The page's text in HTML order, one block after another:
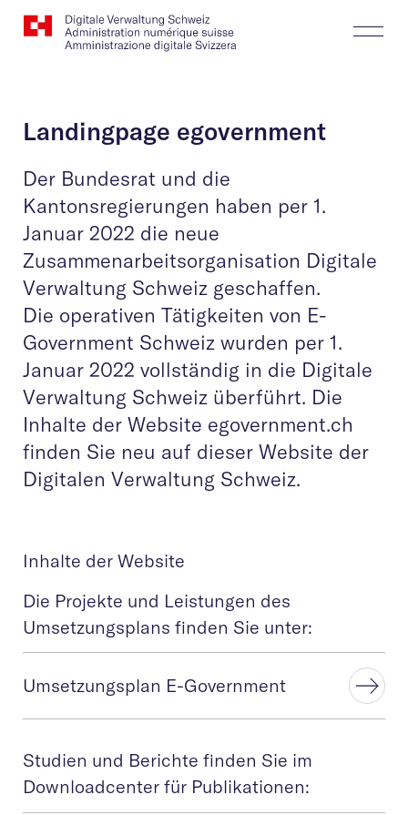
Website
Logo
Landingpage egovernment
Der Bundesrat und die
Kantonsregierungen haben per 1.
Januar 2022 die neue
Zusammenarbeitsorganisation Digitale
Verwaltung Schweiz geschaffen.
Die operativen Tätigkeiten von E-
Government Schweiz wurden per 1.
Januar 2022 vollständig in die Digitale
Verwaltung Schweiz überführt. Die
Inhalte der Website egovernment.ch
finden Sie neu auf dieser Website der
Digitalen Verwaltung Schweiz.
Inhalte der Website
Die Projekte und Leistungen des
Umsetzungsplans finden Sie unter:
Umsetzungsplan E-Government
Studien und Berichte finden Sie im
Downloadcenter für Publikationen: